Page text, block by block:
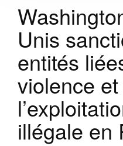
Unis
entités
violence
illégale en